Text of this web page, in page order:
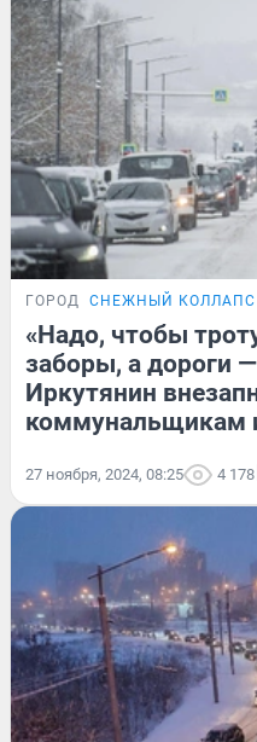
ГОРОД СНЕЖНЫЙ КОЛЛАПС
«Надо, чтобы
заборы, а дороги
Иркутянин
коммунальщикам
27 ноября, 2024, 08:25 4 178